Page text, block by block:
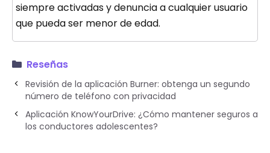
siempre activadas y denuncia a cualquier usuario
que pueda ser menor de edad.
Reseñas
Revisión de la aplicación Burner: obtenga un segundo
número de teléfono con privacidad
Aplicación KnowYourDrive: ¿Cómo mantener seguros a
los conductores adolescentes?